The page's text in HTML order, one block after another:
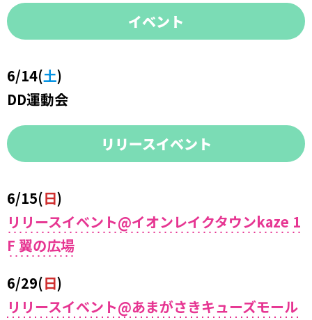
イベント
6/14(土)
DD運動会
リリースイベント
6/15(日)
リリースイベント@イオンレイクタウンkaze 1
F 翼の広場
6/29(日)
リリースイベント@あまがさきキューズモール